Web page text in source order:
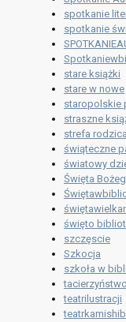
spotkanie
spotkanie
stare książki
stare w nowe
staropolskie
straszne
strefa rodzica
świąteczne
światowy
Święta
święto
szczęscie
Szkocja
szkoła w
tacierzyństwo
teatrilustracji